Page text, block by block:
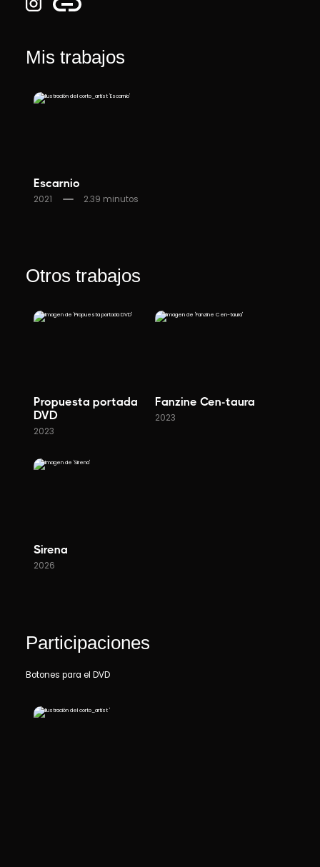
Mis trabajos
Escarnio
2021 2.39 minutos
Otros trabajos
Propuesta portada
DVD
2023
Fanzine Cen-taura
2023
Sirena
2026
Participaciones
Botones para el DVD